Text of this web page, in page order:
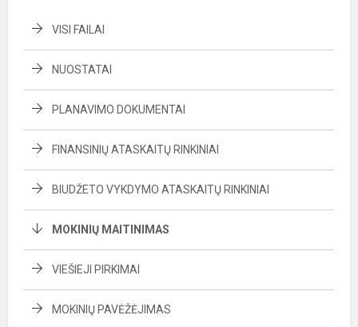
VISI FAILAI
NUOSTATAI
PLANAVIMO DOKUMENTAI
FINANSINIŲ ATASKAITŲ RINKINIAI
BIUDŽETO VYKDYMO ATASKAITŲ RINKINIAI
MOKINIŲ MAITINIMAS
VIEŠIEJI PIRKIMAI
MOKINIŲ PAVĖŽĖJIMAS